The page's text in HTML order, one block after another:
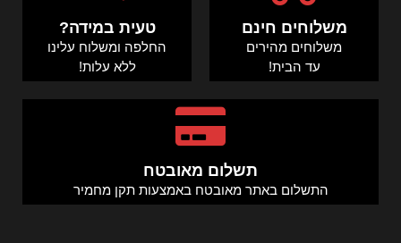
משלוחים חינם
משלוחים מהירים
עד הבית!
טעית במידה?
החלפה ומשלוח עלינו
ללא עלות!
תשלום מאובטח
התשלום באתר מאובטח באמצעות תקן מחמיר